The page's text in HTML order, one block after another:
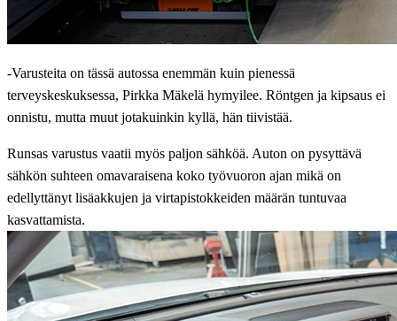
-Varusteita on tässä autossa enemmän kuin pienessä
terveyskeskuksessa, Pirkka Mäkelä hymyilee. Röntgen ja kipsaus ei
onnistu, mutta muut jotakuinkin kyllä, hän tiivistää.
Runsas varustus vaatii myös paljon sähköä. Auton on pysyttävä
sähkön suhteen omavaraisena koko työvuoron ajan mikä on
edellyttänyt lisäakkujen ja virtapistokkeiden määrän tuntuvaa
kasvattamista.